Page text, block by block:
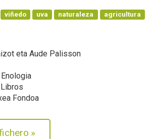
viñedo uva naturaleza agricultura
eta Aude Palisson
Enologia
Fondoa
»